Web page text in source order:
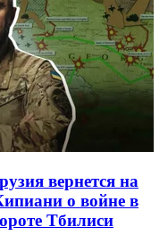
вернется на
о войне в
Тбилиси